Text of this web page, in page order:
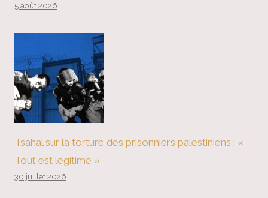
5 août 2026
Tsahal sur la torture des prisonniers palestiniens : «
Tout est légitime »
30 juillet 2026